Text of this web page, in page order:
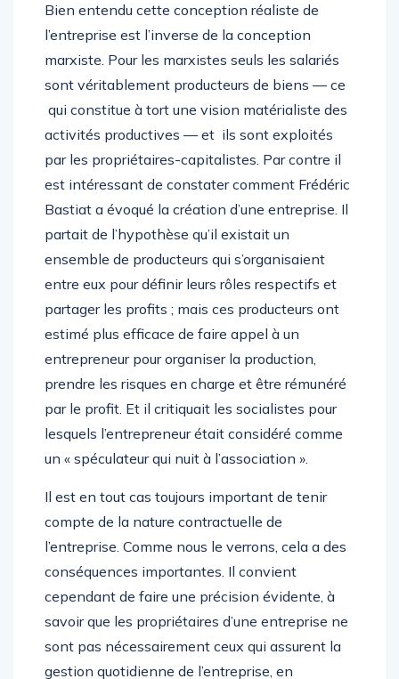
Bien entendu cette conception réaliste de
l’entreprise est l’inverse de la conception
marxiste. Pour les marxistes seuls les salariés
sont véritablement producteurs de biens — ce
qui constitue à tort une vision matérialiste des
activités productives — et ils sont exploités
par les propriétaires-capitalistes. Par contre il
est intéressant de constater comment Frédéric
Bastiat a évoqué la création d’une entreprise. Il
partait de l’hypothèse qu’il existait un
ensemble de producteurs qui s’organisaient
entre eux pour définir leurs rôles respectifs et
partager les profits ; mais ces producteurs ont
estimé plus efficace de faire appel à un
entrepreneur pour organiser la production,
prendre les risques en charge et être rémunéré
par le profit. Et il critiquait les socialistes pour
lesquels l’entrepreneur était considéré comme
un « spéculateur qui nuit à l’association ».
Il est en tout cas toujours important de tenir
compte de la nature contractuelle de
l’entreprise. Comme nous le verrons, cela a des
conséquences importantes. Il convient
cependant de faire une précision évidente, à
savoir que les propriétaires d’une entreprise ne
sont pas nécessairement ceux qui assurent la
gestion quotidienne de l’entreprise, en